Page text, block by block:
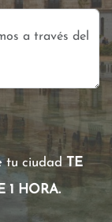
tu ciudadTE
1 HORA.